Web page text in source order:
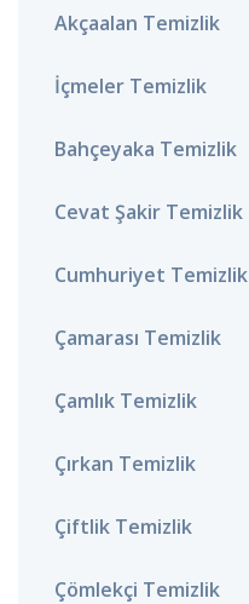
Akçaalan Temizlik
İçmeler Temizlik
Bahçeyaka Temizlik
Cevat Şakir Temizlik
Cumhuriyet Temizlik
Çamarası Temizlik
Çamlık Temizlik
Çırkan Temizlik
Çiftlik Temizlik
Çömlekçi Temizlik